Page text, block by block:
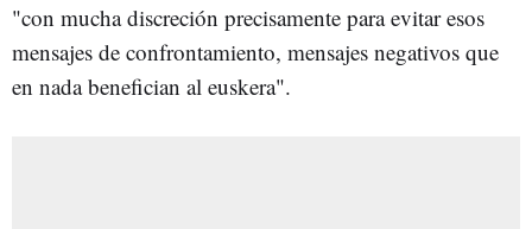
"con mucha discreción precisamente para evitar esos
mensajes de confrontamiento, mensajes negativos que
en nada benefician al euskera".